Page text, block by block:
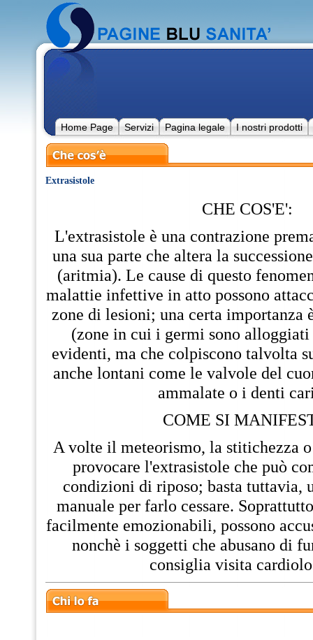
Home Page Servizi Pagina legale I nostri prodotti
Extrasistole
CHE COS'E':
L'extrasistole è una contrazione
una sua parte che altera la
(aritmia). Le cause di questo
malattie infettive in atto possono
zone di lesioni; una certa
(zone in cui i germi sono alloggiati
evidenti, ma che colpiscono talvolta
anche lontani come le valvole del
ammalate o i denti
COME SI
A volte il meteorismo, la stitichezza
provocare l'extrasistole che può
condizioni di riposo; basta tuttavia,
manuale per farlo cessare.
facilmente emozionabili, possono
nonchè i soggetti che abusano di
consiglia visita